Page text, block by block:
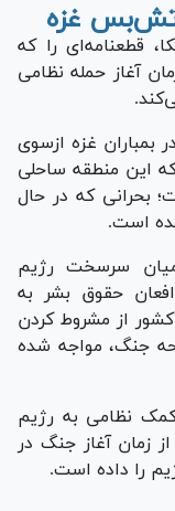
آتش‌بس غزه
قطعنامه‌ای را که
آغاز حمله نظامی
فلسطینی در بمباران غزه ازسوی
این منطقه ساحلی
بحرانی که در حال
است.
سرسخت رژیم
حقوق بشر به
از مشروط کردن
جنگ، مواجه شده
میلیارد دلار کمک نظامی به رژیم
زمان آغاز جنگ در